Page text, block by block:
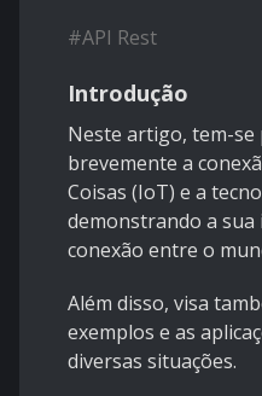
#API Rest
Introdução
Neste artigo, tem-
brevemente a
Coisas (IoT) e a
demonstrando a
conexão entre o
Além disso, visa
exemplos e as
diversas situações.